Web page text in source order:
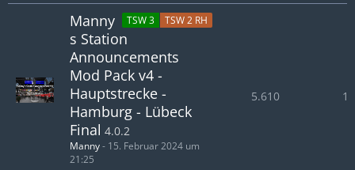
TSW 3 TSW 2 RH
Manny
s Station
Announcements
Mod Pack v4 -
Hauptstrecke -
Hamburg - Lübeck
Final 4.0.2
Manny- 15. Februar 2024 um
21:25
5.610